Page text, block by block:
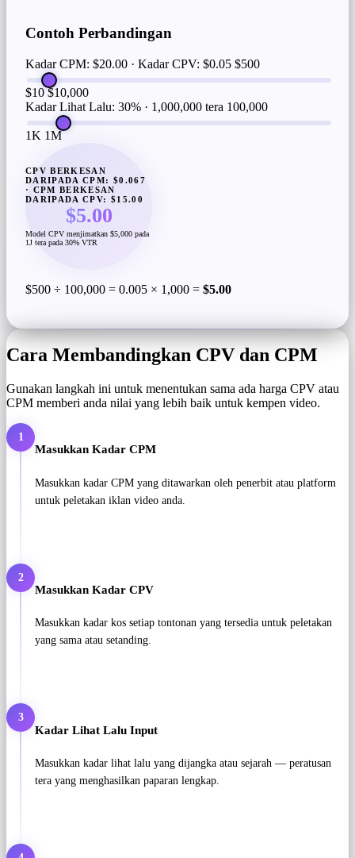
Contoh Perbandingan
Kadar CPM: $20.00 · Kadar CPV: $0.05 $500
$10 $10,000
Kadar Lihat Lalu: 30% · 1,000,000 tera 100,000
1K 1M
CPV BERKESAN
DARIPADA CPM: $0.067
· CPM BERKESAN
DARIPADA CPV: $15.00
$5.00
Model CPV menjimatkan $5,000 pada
1J tera pada 30% VTR
$500 ÷ 100,000 = 0.005 × 1,000 = $5.00
Cara Membandingkan CPV dan CPM
Gunakan langkah ini untuk menentukan sama ada harga CPV atau
CPM memberi anda nilai yang lebih baik untuk kempen video.
1
Masukkan Kadar CPM
Masukkan kadar CPM yang ditawarkan oleh penerbit atau platform
untuk peletakan iklan video anda.
2
Masukkan Kadar CPV
Masukkan kadar kos setiap tontonan yang tersedia untuk peletakan
yang sama atau setanding.
3
Kadar Lihat Lalu Input
Masukkan kadar lihat lalu yang dijangka atau sejarah — peratusan
tera yang menghasilkan paparan lengkap.